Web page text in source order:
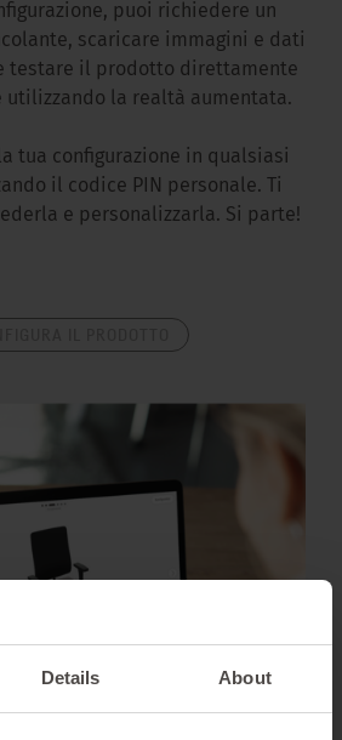
Details About
puoi richiedere un
scaricare immagini e dati
testare il prodotto direttamente
utilizzando la realtà aumentata.
tua configurazione in qualsiasi
il codice PIN personale. Ti
e personalizzarla. Si parte!